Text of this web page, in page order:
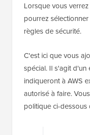
Lorsque vous
pourrez
règles de sécurité.
C'est ici que vous
spécial. Il s'agit
indiqueront à AWS
autorisé à faire.
politique ci-dessous